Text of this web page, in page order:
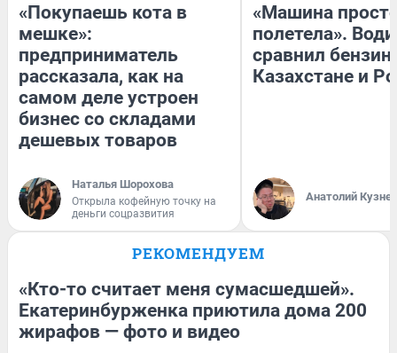
«Покупаешь кота в
мешке»:
предприниматель
рассказала, как на
самом деле устроен
бизнес со складами
дешевых товаров
Наталья Шорохова
Открыла кофейную точку на
деньги соцразвития
«Машина
полетела».
сравнил бензин
Казахстане и
Анатолий
РЕКОМЕНДУЕМ
«Кто-то считает меня сумасшедшей».
Екатеринбурженка приютила дома 200
жирафов — фото и видео